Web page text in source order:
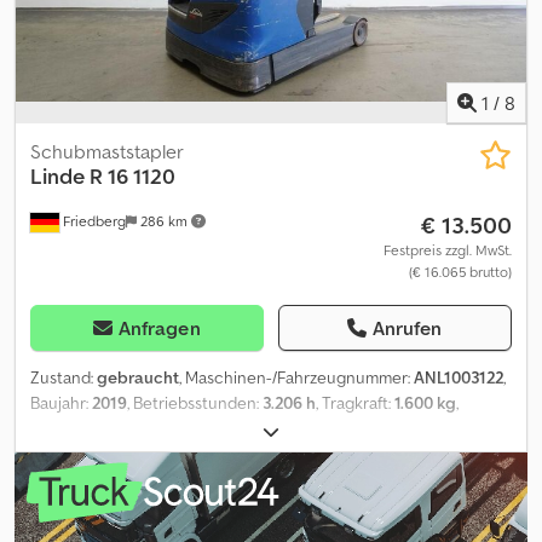
1 / 8
Friedberg 286 km
Schubmaststapler
Linde R 16 1120
€ 13.500
Festpreis zzgl. MwSt.
(€ 16.065 brutto)
Anfragen Anrufen
Zustand:gebraucht, Maschinen-/Fahrzeugnummer:ANL1003122,
Baujahr:2019, Betriebsstunden: 3.206 h, Tragkraft:1.600 kg,
1.890 mm
mm, Masttyp:Triplex, Batteriekapazität:560 Ah, Batteriespannung:
48 V , Gabelträgerbreite: 720 mm, Gabellänge: 1.150 mm,
Leergewicht:3.351 kg, Gesamthöhe:2.740 mm, Gesamtlänge:
1.206 mm, Gesamtbreite: 1.270 mm , Kraftstoff:Strom , - Aquamatic